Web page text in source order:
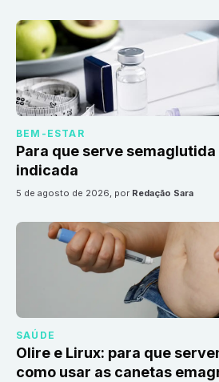
BEM-ESTAR
Para que serve semaglutida
indicada
5 de agosto de 2026, por Redação Sara
SAÚDE
Olire e Lirux: para que
como usar as canetas